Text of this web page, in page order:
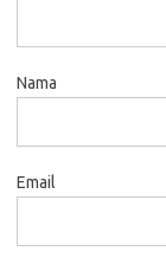
Nama
Email